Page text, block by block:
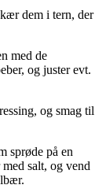
dem i tern, der
med de
og juster evt.
og smag til
sprøde på en
salt, og vend